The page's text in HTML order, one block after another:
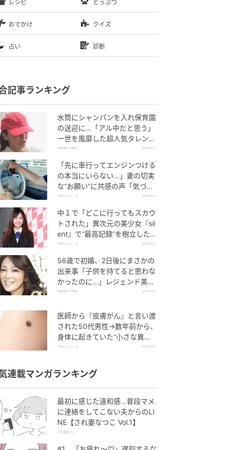
レシピ どうぶつ
おでかけ クイズ
占い 診断
記事ランキング
水筒にシャンパンを入れ保育園
の送迎に…「アル中だと思う」
一世を風靡した超人気タレン
ト、酒漬けだった日々を告白
ABEMA TIMES 2026.8.7
「先に車行ってエンジンつける
の本当にいらない…」妻の切実
な“お願い”に共感の声「気づか
ないんですよね…」
TRILL ニュース 2026.8.8
中１で「どこに行ってもスカウ
トされた」異次元の美少女『sil
ent』で“最高記録”を樹立した
「反則級」の【トップ女優】
TRILL ニュース 2026.8.7
56歳で初婚、2日後にまさかの
出来事「子供を持てると思わな
かったのに…」レジェンド美魔
女が当時の心境を告白
ABEMA TIMES 2026.8.7
医師から『皮膚がん』と言い渡
された50代男性→数年前から、
身体に起きていた“小さな異
変”に「あのとき受診していれ
TRILL ニュース 2026.8.7
連載マンガランキング
最初に感じた違和感…普段マメ
に連絡をしてこない夫からのLI
NE【され妻なつこ Vol.1】
され妻なつこ